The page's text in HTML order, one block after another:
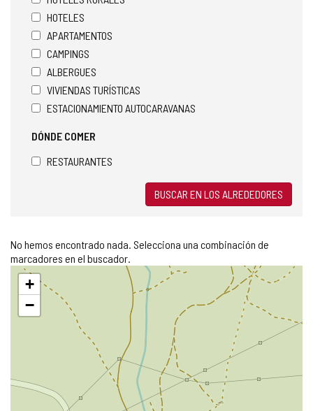
HOTELES
APARTAMENTOS
CAMPINGS
ALBERGUES
VIVIENDAS TURÍSTICAS
ESTACIONAMIENTO AUTOCARAVANAS
DÓNDE COMER
RESTAURANTES
BUSCAR EN LOS ALREDEDORES
No hemos encontrado nada. Selecciona una combinación de
marcadores en el buscador.
Saltar
mapa
+
−